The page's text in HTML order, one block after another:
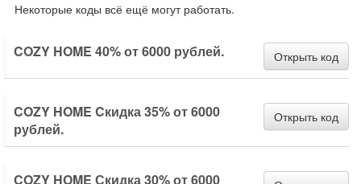
Некоторые коды всё ещё могут работать.
COZY HOME 40% от 6000 рублей. Открыть код
COZY HOME Cкидка 35% от 6000
рублей.
Открыть код
COZY HOME Скидка 30% от 6000